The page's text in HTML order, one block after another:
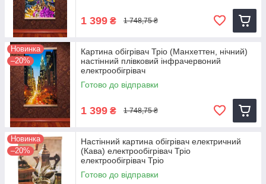
1 399 ₴ 1 748,75 ₴
Новинка
–20%
Картина обігрівач Тріо (Манхеттен, нічний)
настінний плівковий інфрачервоний
електрообігрівач
Готово до відправки
1 399 ₴ 1 748,75 ₴
Новинка
–20%
Настінний картина обігрівач електричний
(Кава) електрообігрівач Тріо
електрообігрівач Тріо
Готово до відправки